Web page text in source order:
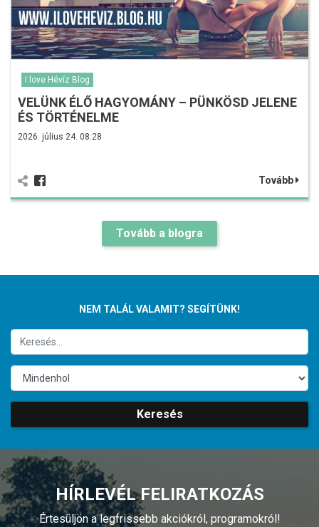
I love Hévíz Blog
VELÜNK ÉLŐ HAGYOMÁNY – PÜNKÖSD JELENE
ÉS TÖRTÉNELME
2026. július 24. 08:28
Tovább
Tovább a blogra
NEM TALÁL VALAMIT? SEGÍTÜNK!
Keresés
HÍRLEVÉL FELIRATKOZÁS
Értesüljön a legfrissebb akciókról, programokról!